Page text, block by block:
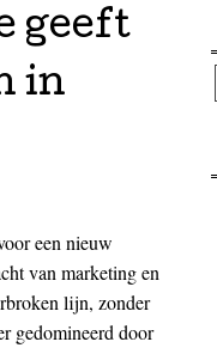
geeft
in
een nieuw
van marketing en
lijn, zonder
gedomineerd door